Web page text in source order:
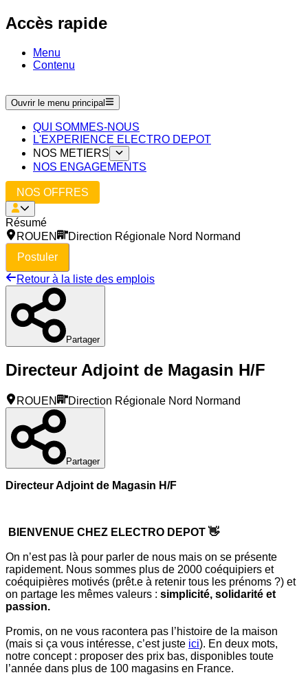
Accès rapide
Menu
Contenu
Ouvrir le menu principal
QUI SOMMES-NOUS
L'EXPERIENCE ELECTRO DEPOT
NOS METIERS
NOS ENGAGEMENTS
NOS OFFRES
Résumé
ROUEN
Direction Régionale Nord Normand
Postuler
Retour à la liste des emplois
Partager
Directeur Adjoint de Magasin H/F
ROUEN Direction Régionale Nord Normand
Partager
Directeur Adjoint de Magasin H/F
BIENVENUE CHEZ ELECTRO DEPOT 👋
On n’est pas là pour parler de nous mais on se présente
rapidement. Nous sommes plus de 2000 coéquipiers et
coéquipières motivés (prêt.e à retenir tous les prénoms ?) et
on partage les mêmes valeurs : simplicité, solidarité et
passion.
Promis, on ne vous racontera pas l’histoire de la maison
(mais si ça vous intéresse, c’est juste ici). En deux mots,
notre concept : proposer des prix bas, disponibles toute
l’année dans plus de 100 magasins en France.